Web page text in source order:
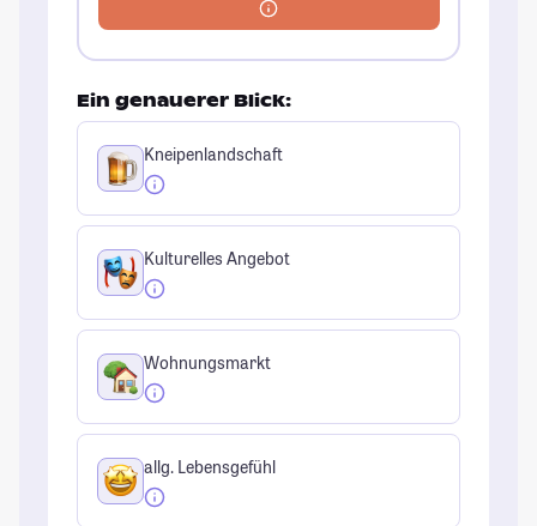
Ein genauerer Blick:
Kneipenlandschaft
Kulturelles Angebot
Wohnungsmarkt
allg. Lebensgefühl